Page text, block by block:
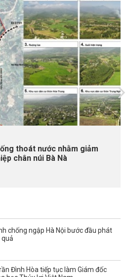
thoát nước nhằm giảm
chân núi Bà Nà
chống ngập Hà Nội bước đầu phát
quả
Đình Hòa tiếp tục làm Giám đốc